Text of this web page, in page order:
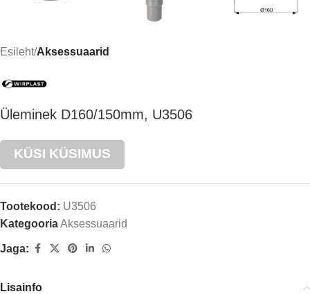
Esileht Aksessuaarid
Üleminek D160/150mm, U3506
KÜSI KÜSIMUS
Tootekood: U3506
KategooriaAksessuaarid
Jaga:
Lisainfo